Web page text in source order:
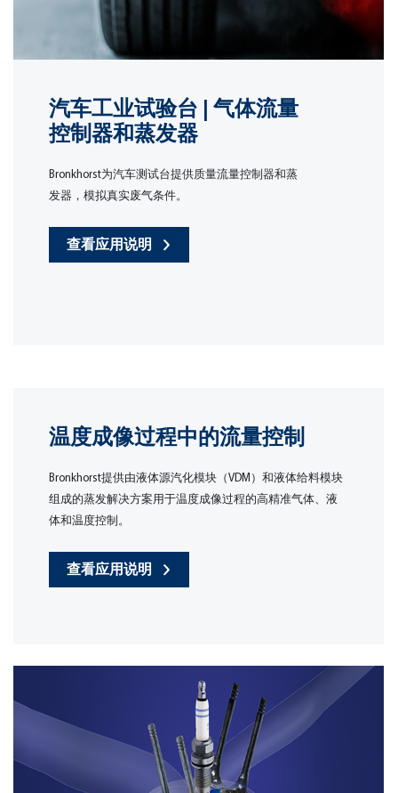
汽车工业试验台 | 气体流量
控制器和蒸发器
Bronkhorst为汽车测试台提供质量流量控制器和蒸
发器，模拟真实废气条件。
查看应用说明
温度成像过程中的流量控制
Bronkhorst提供由液体源汽化模块（VDM）和液体给料模块
组成的蒸发解决方案用于温度成像过程的高精准气体、液
体和温度控制。
查看应用说明